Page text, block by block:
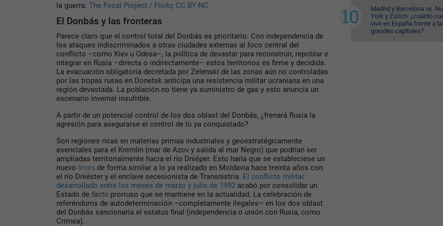
la guerra. The Focal Project / Flickr, CC BY-NC
El Donbás y las fronteras
Parece claro que el control total del Donbás es prioritario. Con independencia de
los ataques indiscriminados a otras ciudades externas al foco central del
conflicto –como Kiev u Odesa–, la política de devastar para reconstruir, repoblar e
integrar en Rusia –directa o indirectamente– estos territorios es firme y decidida.
La evacuación obligatoria decretada por Zelenski de las zonas aún no controladas
por las tropas rusas en Donetsk anticipa una resistencia militar ucraniana en una
región devastada. La población no tiene ya suministro de gas y esto anuncia un
escenario invernal insufrible.
A partir de un potencial control de los dos oblast del Donbás, ¿frenará Rusia la
agresión para asegurarse el control de lo ya conquistado?
Son regiones ricas en materias primas industriales y geoestratégicamente
esenciales para el Kremlin (mar de Azov y salida al mar Negro) que podrían ser
ampliadas territorialmente hacia el río Dniéper. Esto haría que se estableciese un
nuevo limes de forma similar a lo ya realizado en Moldavia hace treinta años con
el río Dniéster y el enclave secesionista de Transnistria. El conflicto militar
desarrollado entre los meses de marzo y julio de 1992 acabó por consolidar un
Estado de facto prorruso que se mantiene en la actualidad. La celebración de
referéndums de autodeterminación –completamente ilegales– en los dos oblast
del Donbás sancionaría el estatus final (independencia o unión con Rusia, como
Crimea).
Madrid y Barcelona vs.
York y Zúrich: ¿cuánto
vivir en España frente a
grandes capitales?